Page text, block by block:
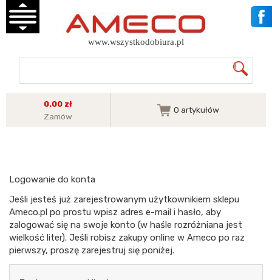
www.wszystkodobiura.pl
0.00 zł
Zamów
0 artykułów
Logowanie do konta
Jeśli jesteś już zarejestrowanym użytkownikiem sklepu
Ameco.pl po prostu wpisz adres e-mail i hasło, aby
zalogować się na swoje konto (w haśle rozróżniana jest
wielkość liter). Jeśli robisz zakupy online w Ameco po raz
pierwszy, proszę zarejestruj się poniżej.